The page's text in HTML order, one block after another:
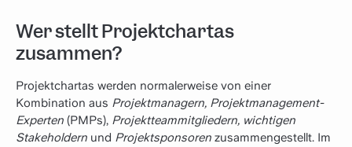
Wer stellt Projektchartas
zusammen?
Projektchartas werden normalerweise von einer
Kombination aus Projektmanagern, Projektmanagement-
Experten (PMPs), Projektteammitgliedern, wichtigen
Stakeholdern und Projektsponsoren zusammengestellt. Im